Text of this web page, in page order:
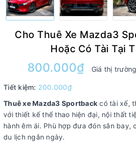
Cho Thuê Xe Mazda3
Hoặc Có Tài Tại
800.000₫ Giá thị
Tiết kiệm: 200.000₫
Thuê xe Mazda3 Sportback có tài xế,
với thiết kế thể thao hiện đại, nội thất
hành êm ái. Phù hợp đưa đón sân
du lịch ngắn ngày.